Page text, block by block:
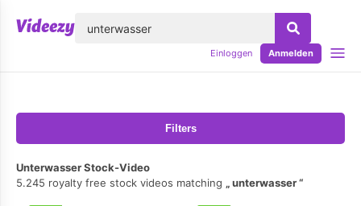
Einloggen Anmelden
Filters
Unterwasser Stock-Video
5.245 royalty free stock videos matching
unterwasser